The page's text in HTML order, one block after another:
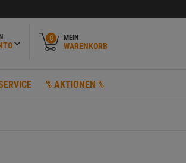
0 MEIN
WARENKORB
% AKTIONEN %